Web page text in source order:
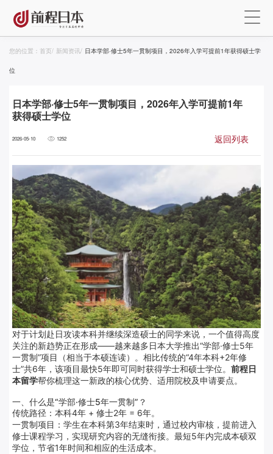
您的位置： 首页/ 新闻资讯/ 日本学部·修士5年一贯制项目，2026年入学可提前1年获得硕士学
位
日本学部·修士5年一贯制项目，2026年入学可提前1年
获得硕士学位
2026-05-10 1252 返回列表
对于计划赴日攻读本科并继续深造硕士的同学来说，一个值得高度
关注的新趋势正在形成——越来越多日本大学推出“学部·修士5年
一贯制”项目（相当于本硕连读）。相比传统的“4年本科+2年修
士”共6年，该项目最快5年即可同时获得学士和硕士学位。 前程日
本留学帮你梳理这一新政的核心优势、适用院校及申请要点。
一、什么是“学部·修士5年一贯制”？
传统路径：本科4年 + 修士2年 = 6年。
一贯制项目：学生在本科第3年结束时，通过校内审核，提前进入
修士课程学习，实现研究内容的无缝衔接。最短5年内完成本硕双
学位，节省1年时间和相应的生活成本。